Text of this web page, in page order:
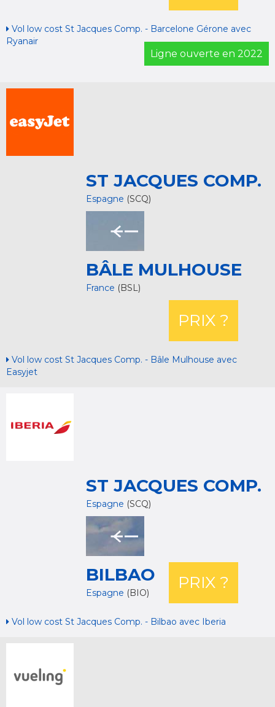
Vol low cost St Jacques Comp. - Barcelone Gérone avec
Ryanair
Ligne ouverte en 2022
ST JACQUES COMP.
Espagne (SCQ)
BÂLE MULHOUSE
France (BSL)
PRIX ?
Vol low cost St Jacques Comp. - Bâle Mulhouse avec
Easyjet
ST JACQUES COMP.
Espagne (SCQ)
BILBAO
Espagne (BIO)
PRIX ?
Vol low cost St Jacques Comp. - Bilbao avec Iberia